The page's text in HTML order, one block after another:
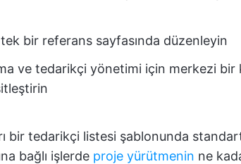
tek bir referans sayfasında düzenleyin
ve tedarikçi yönetimi için merkezi bir
bir tedarikçi listesi şablonunda
bağlı işlerde proje yürütmenin ne